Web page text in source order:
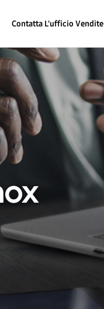
Contatta L'ufficio Vendite